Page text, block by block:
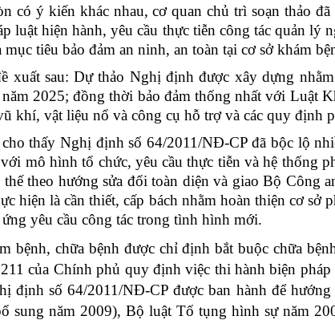
có ý kiến khác nhau, cơ quan chủ trì soạn thảo
luật hiện hành, yêu cầu thực tiễn công tác quản lý
tiêu bảo đảm an ninh, an toàn tại cơ sở khám
xuất sau: Dự thảo Nghị định được xây dựng
2025; đồng thời bảo đảm thống nhất với Luật
khí, vật liệu nổ và công cụ hỗ trợ và các quy định
thấy Nghị định số 64/2011/NĐ-CP đã bộc lộ
mô hình tổ chức, yêu cầu thực tiễn và hệ thống
theo hướng sửa đổi toàn diện và giao Bộ Công
hiện là cần thiết, cấp bách nhằm hoàn thiện cơ sở
yêu cầu công tác trong tình hình mới.
bệnh, chữa bệnh được chỉ định bắt buộc chữa
của Chính phủ quy định việc thi hành biện pháp
định số 64/2011/NĐ-CP được ban hành để
sung năm 2009), Bộ luật Tố tụng hình sự năm